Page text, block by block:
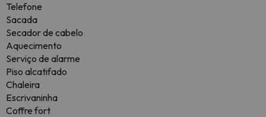
Telefone
Sacada
Secador de cabelo
Aquecimento
Serviço de alarme
Piso alcatifado
Chaleira
Escrivaninha
Coffre fort